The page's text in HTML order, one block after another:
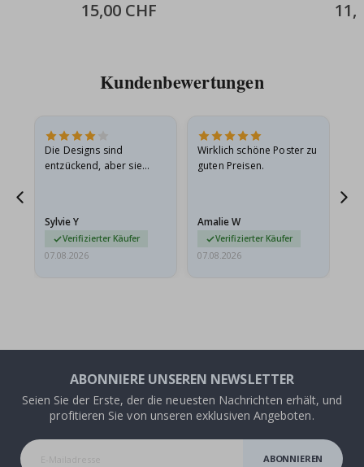
Special
Price
15,00 CHF Price
Kundenbewertungen
Die Designs sind
entzückend, aber sie
sie…
Sylvie Y
Verifizierter Käufer
07.08.2026
Wirklich schöne Poster zu
guten Preisen.
Amalie W
Verifizierter Käufer
07.08.2026
ABONNIERE UNSEREN NEWSLETTER
Seien Sie der Erste, der die neuesten Nachrichten erhält, und
profitieren Sie von unseren exklusiven Angeboten.
ABONNIEREN